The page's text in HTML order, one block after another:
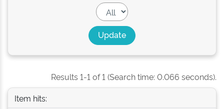
Results 1-1 of 1 (Search time: 0.066 seconds).
Item hits: